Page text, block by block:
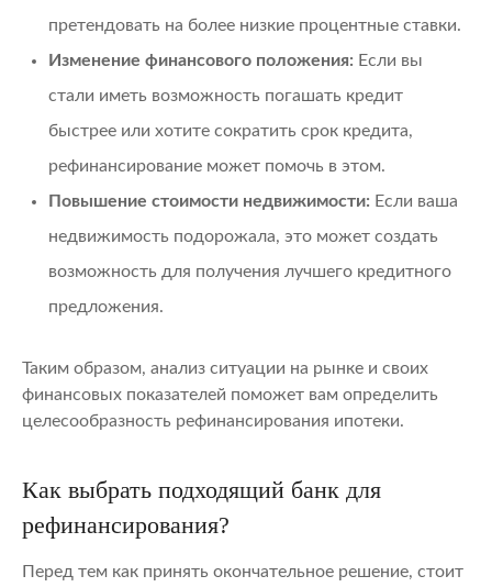
претендовать на более низкие процентные ставки.
Изменение финансового положения: Если вы
стали иметь возможность погашать кредит
быстрее или хотите сократить срок кредита,
рефинансирование может помочь в этом.
Повышение стоимости недвижимости: Если ваша
недвижимость подорожала, это может создать
возможность для получения лучшего кредитного
предложения.
Таким образом, анализ ситуации на рынке и своих
финансовых показателей поможет вам определить
целесообразность рефинансирования ипотеки.
Как выбрать подходящий банк для
рефинансирования?
Перед тем как принять окончательное решение, стоит